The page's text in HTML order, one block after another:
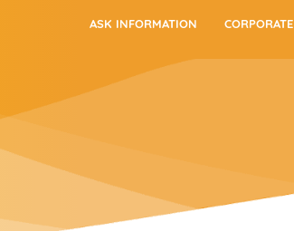
ASK INFORMATION CORPORATE